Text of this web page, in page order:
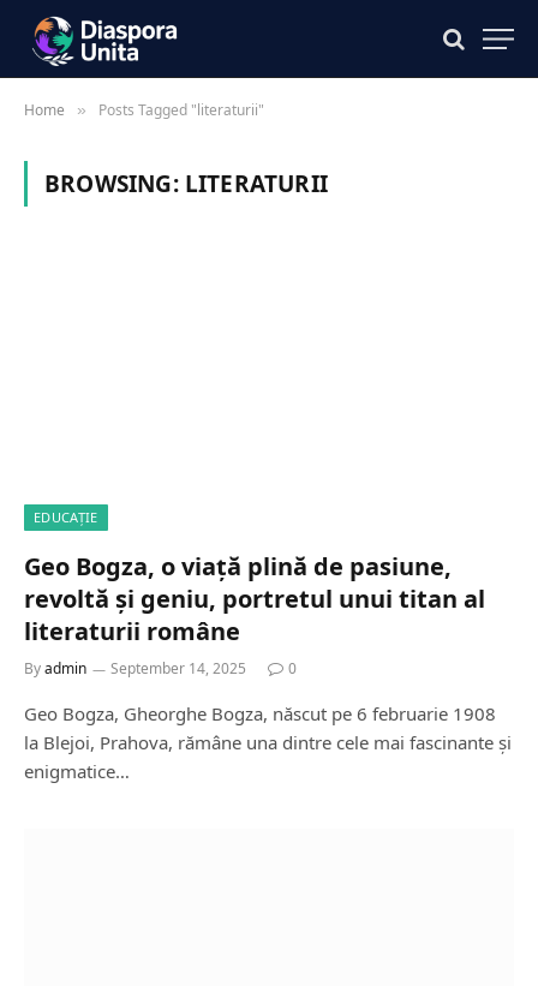
Home » Posts Tagged "literaturii"
BROWSING: LITERATURII
EDUCAȚIE
Geo Bogza, o viață plină de pasiune,
revoltă și geniu, portretul unui titan al
literaturii române
Byadmin September 14, 2025 0
Geo Bogza, Gheorghe Bogza, născut pe 6 februarie 1908
la Blejoi, Prahova, rămâne una dintre cele mai fascinante și
enigmatice…